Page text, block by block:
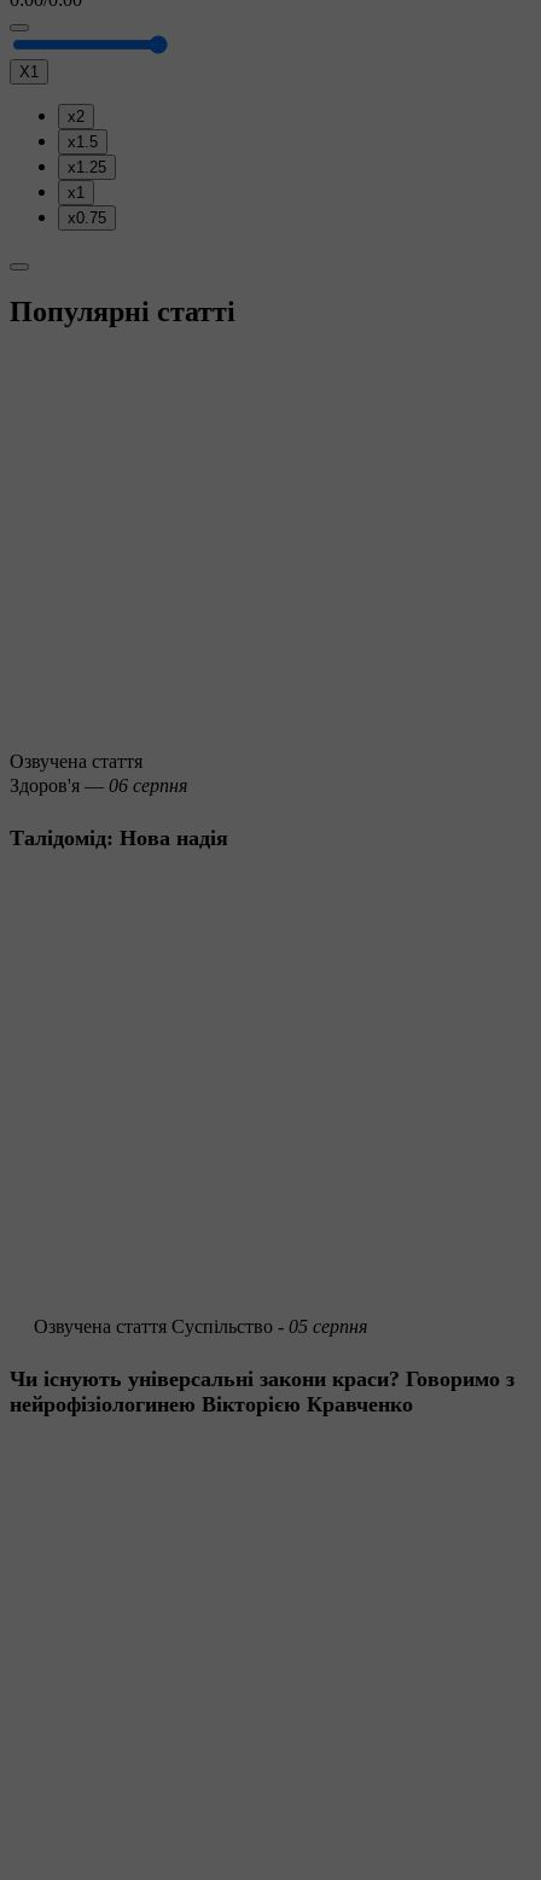
X1
x2
x1.5
x1.25
x1
x0.75
Популярні статті
Озвучена стаття
Здоров'я — 06 серпня
Талідомід: Нова надія
Озвучена стаття Суспільство - 05 серпня
Чи існують універсальні закони краси? Говоримо з
нейрофізіологинею Вікторією Кравченко